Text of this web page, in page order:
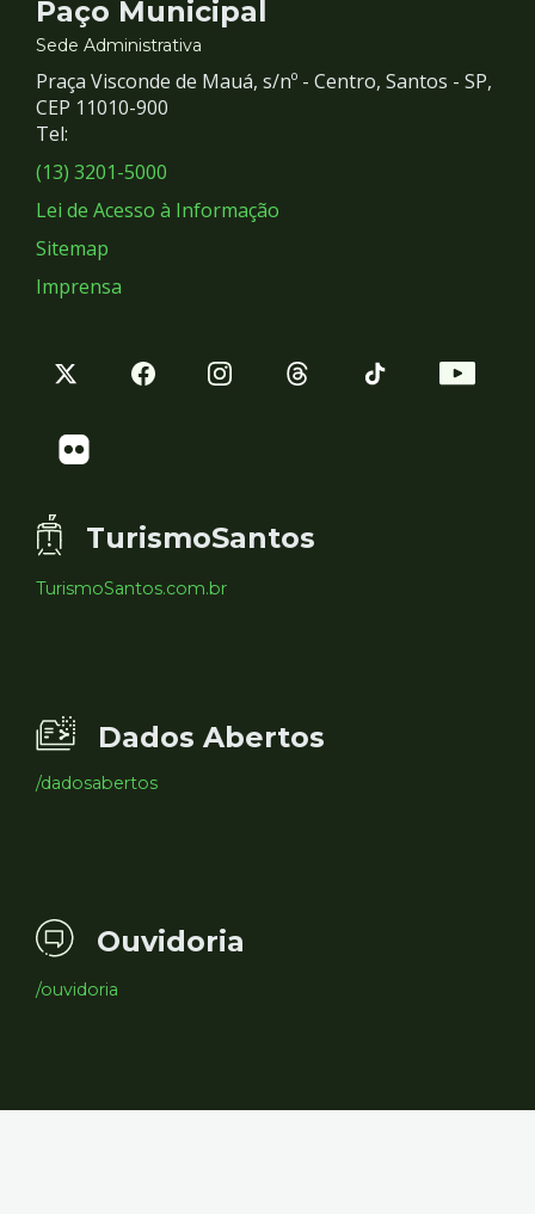
e
Redes
Sociais
Paço Municipal
Sede Administrativa
Praça Visconde de Mauá, s/nº - Centro, Santos - SP,
CEP 11010-900
Tel:
(13) 3201-5000
Lei de Acesso à Informação
Sitemap
Imprensa
TurismoSantos
TurismoSantos.com.br
Dados Abertos
/dadosabertos
Ouvidoria
/ouvidoria